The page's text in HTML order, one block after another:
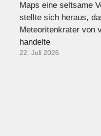
Maps eine seltsame
stellte sich heraus,
Meteoritenkrater von
handelte
22. Juli 2026